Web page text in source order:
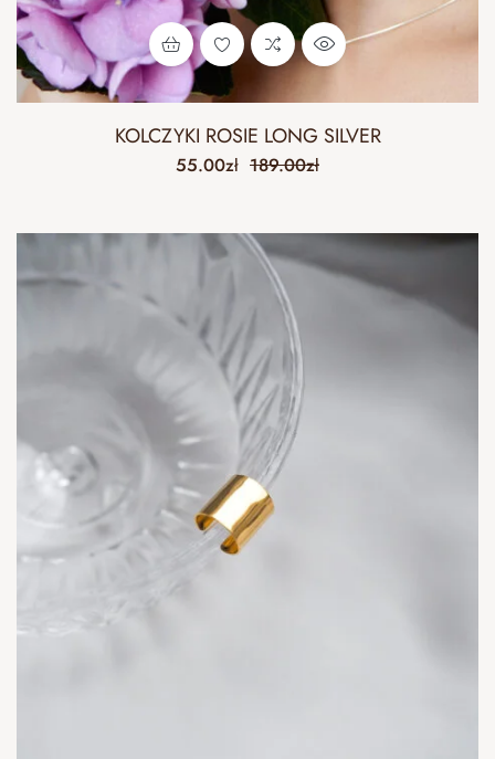
KOLCZYKI ROSIE LONG SILVER
189.00zł
55.00zł